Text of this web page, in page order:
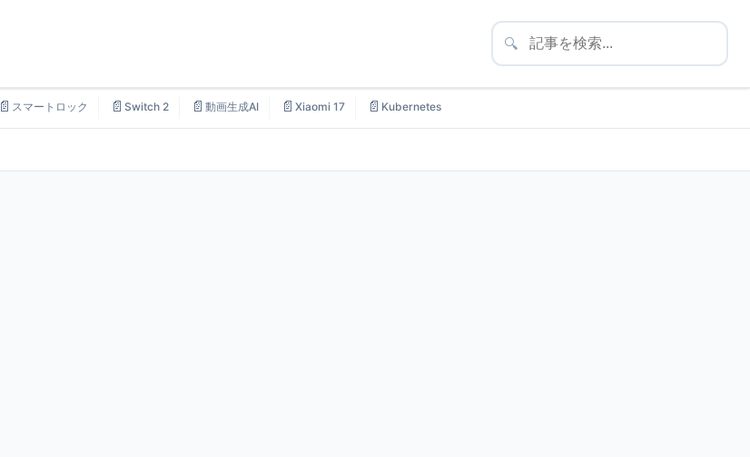
🔍
📄 スマートロック 📄 Switch 2 📄 動画生成AI 📄 Xiaomi 17 📄 Kubernetes